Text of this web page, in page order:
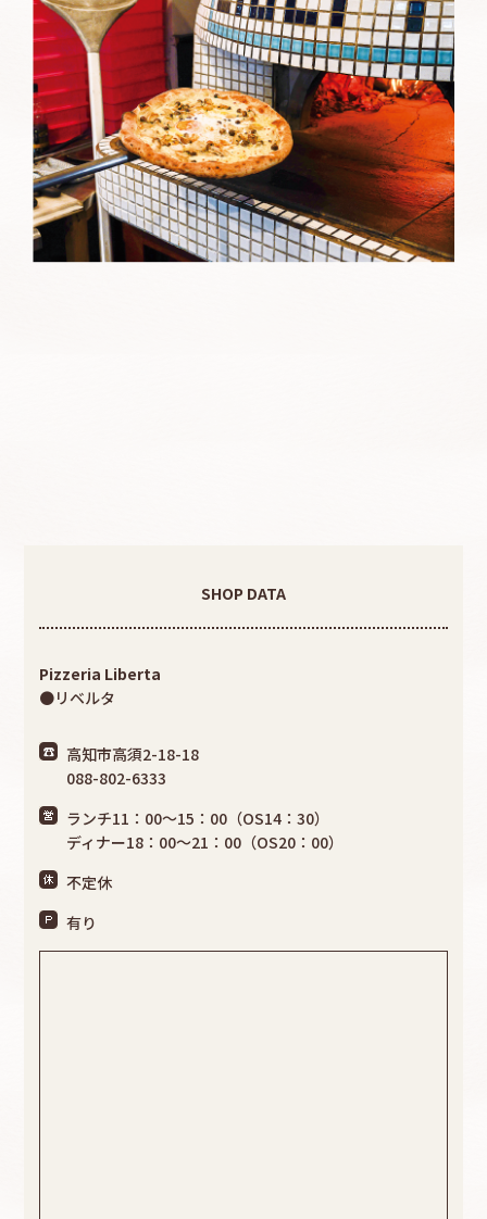
SHOP DATA
Pizzeria Liberta
●リベルタ
高知市高須2-18-18
088-802-6333
ランチ11：00〜15：00（OS14：30）
ディナー18：00〜21：00（OS20：00）
不定休
有り